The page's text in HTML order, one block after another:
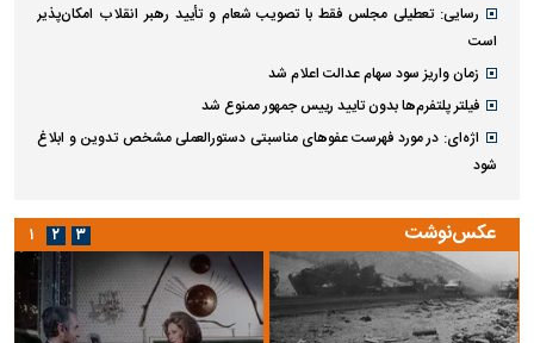
رسایی: تعطیلی مجلس فقط با تصویب شعام و تأیید رهبر انقلاب امکان‌پذیر
است
زمان واریز سود سهام عدالت اعلام شد
فیلتر پلتفرم‌ها بدون تایید رییس جمهور ممنوع شد
اژه‌ای: در مورد فهرست عفو‌های مناسبتی دستورالعملی مشخص تدوین و ابلاغ
شود
عکس‌نوشت ۱ ۲ ۳